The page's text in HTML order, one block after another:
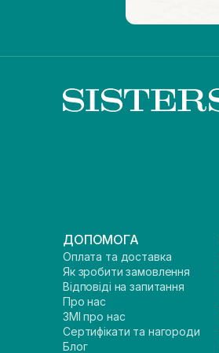
ДОПОМОГА
Оплата та доставка
Як зробити замовлення
Відповіді на запитання
Про нас
ЗМІ про нас
Сертифікати та нагороди
Блог